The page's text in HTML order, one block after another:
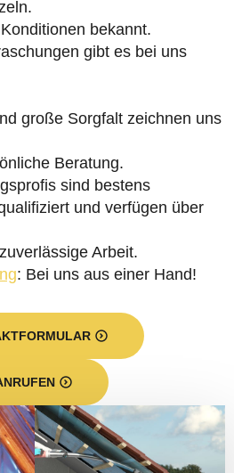
bekannt.
gibt es bei uns
große Sorgfalt zeichnen uns
Beratung.
sind bestens
und verfügen über
Arbeit.
: Bei uns aus einer Hand!